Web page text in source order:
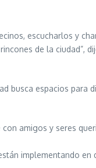
escucharlos y
de la ciudad”,
busca espacios para
amigos y seres
implementando